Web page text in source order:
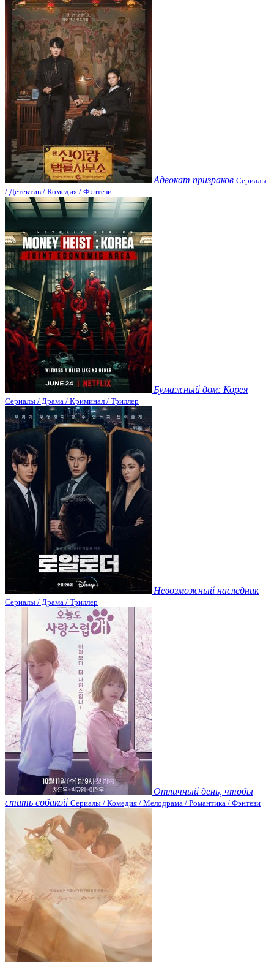
Адвокат призраков Сериалы
/ Детектив / Комедия / Фэнтези
Бумажный дом: Корея
Сериалы / Драма / Криминал / Триллер
Невозможный наследник
Сериалы / Драма / Триллер
Отличный день, чтобы
стать собакой Сериалы / Комедия / Мелодрама / Романтика / Фэнтези